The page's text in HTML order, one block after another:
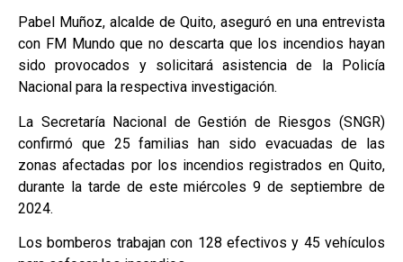
Pabel Muñoz, alcalde de Quito, aseguró en una entrevista
con FM Mundo que no descarta que los incendios hayan
sido provocados y solicitará asistencia de la Policía
Nacional para la respectiva investigación.
La Secretaría Nacional de Gestión de Riesgos (SNGR)
confirmó que 25 familias han sido evacuadas de las
zonas afectadas por los incendios registrados en Quito,
durante la tarde de este miércoles 9 de septiembre de
2024.
Los bomberos trabajan con 128 efectivos y 45 vehículos